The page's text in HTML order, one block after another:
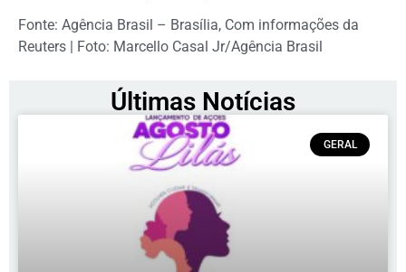
Fonte: Agência Brasil – Brasília, Com informações da
Reuters | Foto: Marcello Casal Jr/Agência Brasil
Últimas Notícias
GERAL